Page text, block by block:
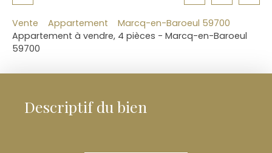
Vente Appartement
Marcq-en-Baroeul 59700
Appartement à vendre, 4 pièces - Marcq-en-Baroeul
59700
Descriptif du bien